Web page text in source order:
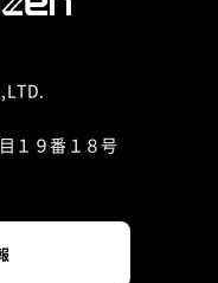
１９番１８号